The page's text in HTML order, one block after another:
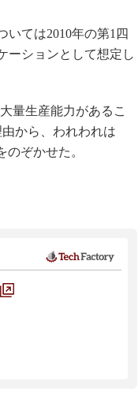
ては2010年の第1四
ーションとして想定し
量生産能力があるこ
から、われわれは
ぞかせた。